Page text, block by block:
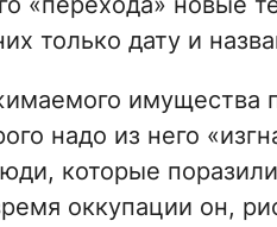
только дату и
имущества
надо из него
которые
оккупации он,